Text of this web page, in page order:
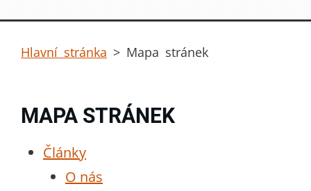
Hlavní stránka > Mapa stránek
MAPA STRÁNEK
Články
O nás